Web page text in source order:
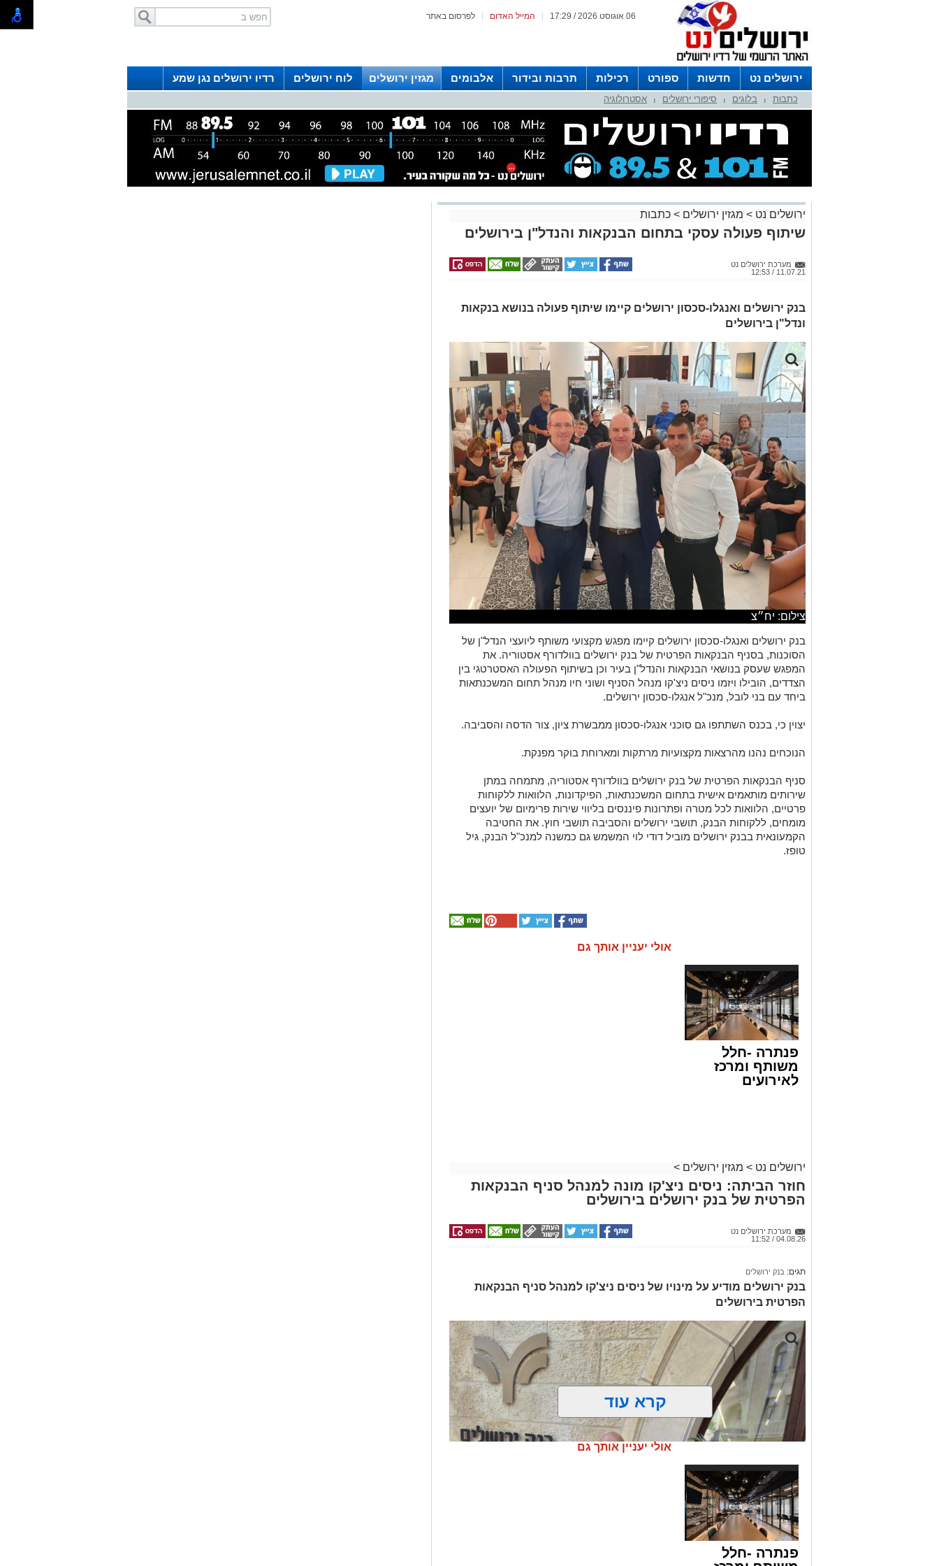
לפרסום באתר המייל האדום 06 אוגוסט 2026 / 17:29
ירושלים נט חדשות ספורט רכילות תרבות ובידור אלבומים מגזין ירושלים לוח ירושלים
רדיו ירושלים נגן שמע
לפרסום ברדיו צרו קשר
לוח שדורים רדיו ירושלים כתבות בלוגים סיפורי ירושלים אסטרולוגיה
ירושלים נט > מגזין ירושלים > כתבות
שיתוף פעולה עסקי בתחום הבנקאות והנדל"ן בירושלים
מערכת ירושלים נט
11.07.21 / 12:53
בנק ירושלים ואנגלו-סכסון ירושלים קיימו שיתוף פעולה בנושא בנקאות
ונדל"ן בירושלים
צילום: יח״צ
בנק ירושלים ואנגלו-סכסון ירושלים קיימו מפגש מקצועי משותף ליועצי הנדל"ן של
הסוכנות, בסניף הבנקאות הפרטית של בנק ירושלים בוולדורף אסטוריה. את
המפגש שעסק בנושאי הבנקאות והנדל"ן בעיר וכן בשיתוף הפעולה האסטרטגי בין
הצדדים, הובילו ויזמו ניסים ניצ'קו מנהל הסניף ושוני חיו מנהל תחום המשכנתאות
ביחד עם בני לובל, מנכ"ל אנגלו-סכסון ירושלים.
יצוין כי, בכנס השתתפו גם סוכני אנגלו-סכסון ממבשרת ציון, צור הדסה והסביבה.
הנוכחים נהנו מהרצאות מקצועיות מרתקות ומארוחת בוקר מפנקת.
סניף הבנקאות הפרטית של בנק ירושלים בוולדורף אסטוריה, מתמחה במתן
שירותים מותאמים אישית בתחום המשכנתאות, הפיקדונות, הלוואות ללקוחות
פרטיים, הלוואות לכל מטרה ופתרונות פיננסים בליווי שירות פרימיום של יועצים
מומחים, ללקוחות הבנק, תושבי ירושלים והסביבה תושבי חוץ. את החטיבה
הקמעונאית בבנק ירושלים מוביל דודי לוי המשמש גם כמשנה למנכ"ל הבנק, גיל
טופז.
אולי יעניין אותך גם
פנתרה -חלל
משותף ומרכז
לאירועים
ירושלים נט > מגזין ירושלים >
חוזר הביתה: ניסים ניצ'קו מונה למנהל סניף הבנקאות
הפרטית של בנק ירושלים בירושלים
מערכת ירושלים נט
04.08.26 / 11:52
תגים: בנק ירושלים
בנק ירושלים מודיע על מינויו של ניסים ניצ'קו למנהל סניף הבנקאות
הפרטית בירושלים
קרא עוד
אולי יעניין אותך גם
פנתרה -חלל